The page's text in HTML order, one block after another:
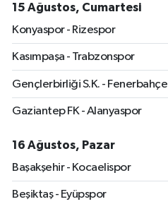
15 Ağustos, Cumartesi
Konyaspor - Rizespor
Kasımpaşa - Trabzonspor
Gençlerbirliği S.K. - Fenerbahçe
Gaziantep FK - Alanyaspor
16 Ağustos, Pazar
Başakşehir - Kocaelispor
Beşiktaş - Eyüpspor